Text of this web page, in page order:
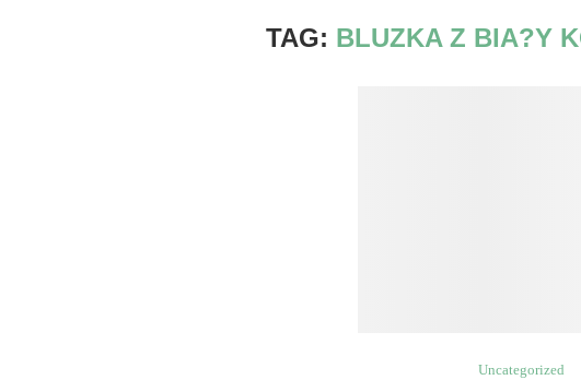
TAG: BLUZKA Z BIA?Y
Uncategorized